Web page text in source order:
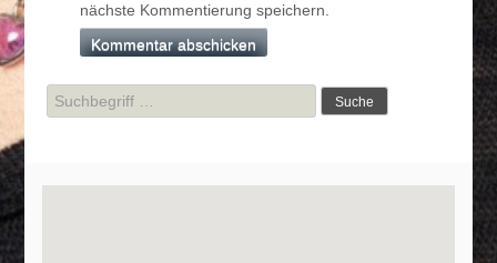
nächste Kommentierung speichern.
Suche
nach: